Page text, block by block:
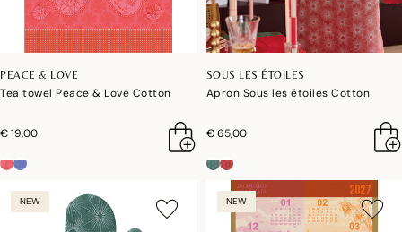
PEACE & LOVE
Tea towel Peace & Love Cotton
€ 19,00
SOUS LES ÉTOILES
Apron Sous les étoiles Cotton
€ 65,00
NEW NEW